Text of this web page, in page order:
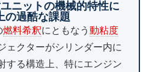
ニットの機械的特性に
の過酷な課題
燃料希釈にともなう 動粘度
ェクターがシリンダー内に
する構造上、特にエンジン